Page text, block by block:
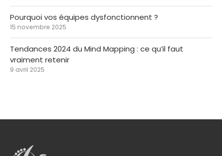
Pourquoi vos équipes dysfonctionnent ?
15 novembre 2025
Tendances 2024 du Mind Mapping : ce qu’il faut
vraiment retenir
9 avril 2025